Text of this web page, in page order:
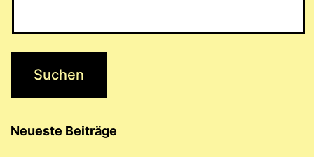
Neueste Beiträge